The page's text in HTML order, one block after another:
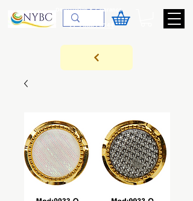
Devoluções & Cobrança
11-9-3089-3144